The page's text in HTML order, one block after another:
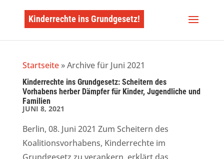
Kinderrechte ins Grundgesetz!
Startseite»Archive für Juni 2021
Kinderrechte ins Grundgesetz: Scheitern des
Vorhabens herber Dämpfer für Kinder, Jugendliche und
Familien
JUNI 8, 2021
Berlin, 08. Juni 2021 Zum Scheitern des
Koalitionsvorhabens, Kinderrechte im